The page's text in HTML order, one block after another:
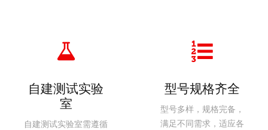
自建测试实验
室
自建测试实验室需遵循
型号规格齐全
型号多样，规格完备，
满足不同需求，适应各